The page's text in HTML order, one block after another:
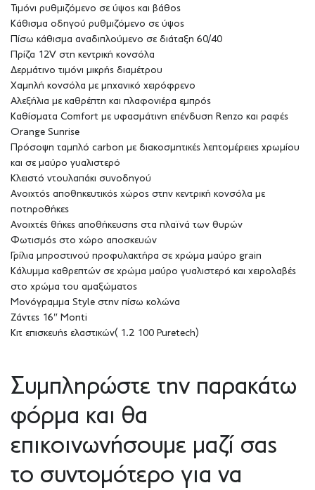
Τιμόνι ρυθμιζόμενο σε ύψος και βάθος
Κάθισμα οδηγού ρυθμιζόμενο σε ύψος
Πίσω κάθισμα αναδιπλούμενο σε διάταξη 60/40
Πρίζα 12V στη κεντρική κονσόλα
Δερμάτινο τιμόνι μικρής διαμέτρου
Χαμηλή κονσόλα με μηχανικό χειρόφρενο
Αλεξήλια με καθρέπτη και πλαφονιέρα εμπρός
Καθίσματα Comfort με υφασμάτινη επένδυση Renzo και ραφές
Orange Sunrise
Πρόσοψη ταμπλό carbon με διακοσμητικές λεπτομέρειες χρωμίου
και σε μαύρο γυαλιστερό
Κλειστό ντουλαπάκι συνοδηγού
Ανοιχτός αποθηκευτικός χώρος στην κεντρική κονσόλα με
ποτηροθήκες
Ανοιχτές θήκες αποθήκευσης στα πλαϊνά των θυρών
Φωτισμός στο χώρο αποσκευών
Γρίλια μπροστινού προφυλακτήρα σε χρώμα μαύρο grain
Κάλυμμα καθρεπτών σε χρώμα μαύρο γυαλιστερό και χειρολαβές
στο χρώμα του αμαξώματος
Μονόγραμμα Style στην πίσω κολώνα
Ζάντες 16″ Monti
Κιτ επισκευής ελαστικών( 1.2 100 Puretech)
Συμπληρώστε την παρακάτω
φόρμα και θα
επικοινωνήσουμε μαζί σας
το συντομότερο για να